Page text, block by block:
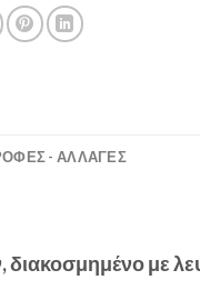
- ΑΛΛΑΓΕΣ
με